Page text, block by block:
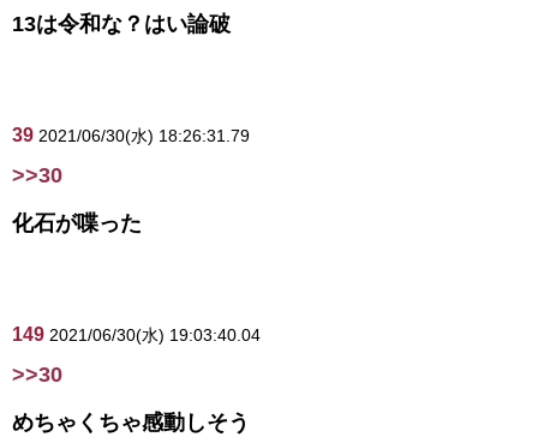
13は令和な？はい論破
39 2021/06/30(水) 18:26:31.79
>>30
化石が喋った
149 2021/06/30(水) 19:03:40.04
>>30
めちゃくちゃ感動しそう